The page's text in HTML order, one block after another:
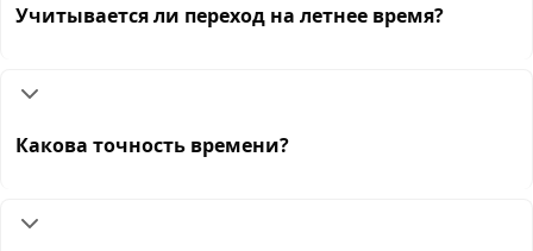
Учитывается ли переход на летнее время?
Какова точность времени?